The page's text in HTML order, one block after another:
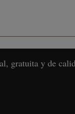
gratuita y de